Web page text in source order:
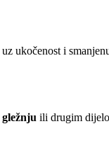
uz ukočenost i
gležnju ili drugim